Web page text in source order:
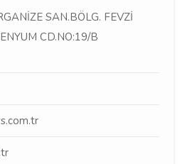
SAN.BÖLG. FEVZİ
CD.NO:19/B